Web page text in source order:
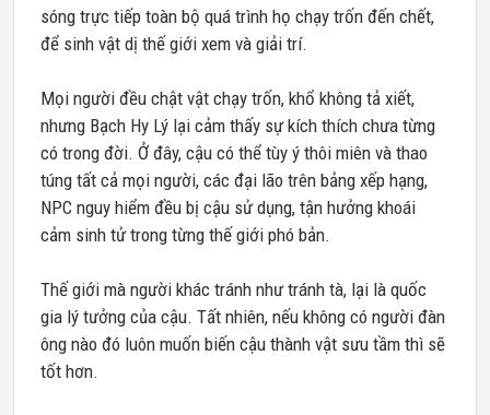
sóng trực tiếp toàn bộ quá trình họ chạy trốn đến chết,
để sinh vật dị thế giới xem và giải trí.
Mọi người đều chật vật chạy trốn, khổ không tả xiết,
nhưng Bạch Hy Lý lại cảm thấy sự kích thích chưa từng
có trong đời. Ở đây, cậu có thể tùy ý thôi miên và thao
túng tất cả mọi người, các đại lão trên bảng xếp hạng,
NPC nguy hiểm đều bị cậu sử dụng, tận hưởng khoái
cảm sinh tử trong từng thế giới phó bản.
Thế giới mà người khác tránh như tránh tà, lại là quốc
gia lý tưởng của cậu. Tất nhiên, nếu không có người đàn
ông nào đó luôn muốn biến cậu thành vật sưu tầm thì sẽ
tốt hơn.